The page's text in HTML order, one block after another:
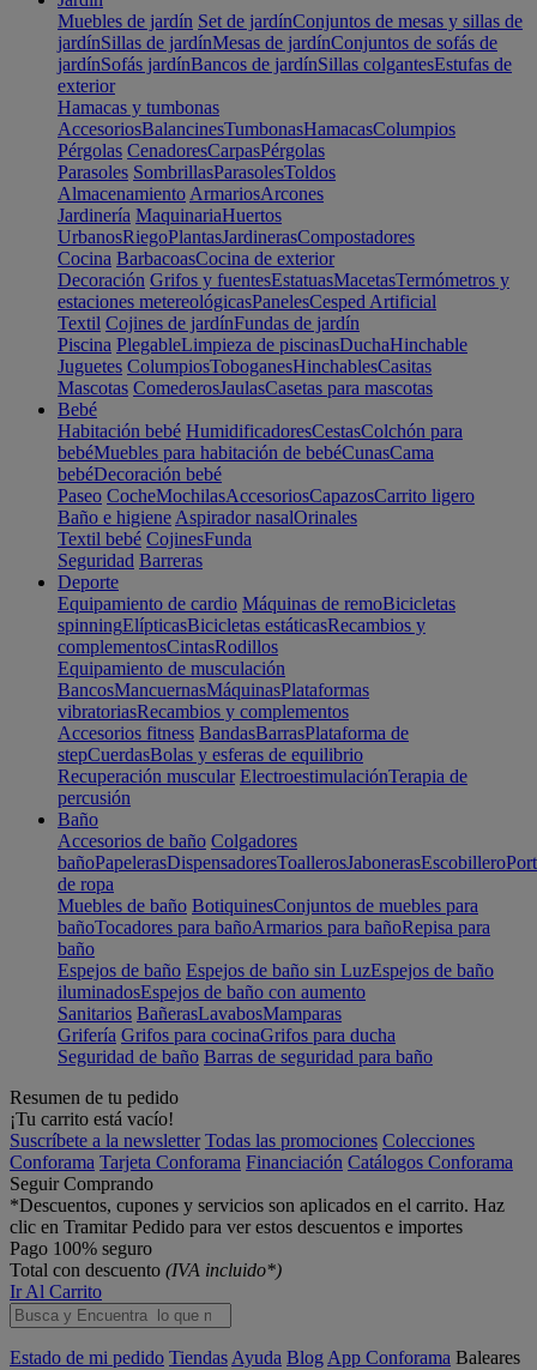
Muebles de jardín Set de jardínConjuntos de mesas y sillas de
jardínSillas de jardínMesas de jardínConjuntos de sofás de
jardínSofás jardínBancos de jardínSillas colgantesEstufas de
exterior
Hamacas y tumbonas
AccesoriosBalancinesTumbonasHamacasColumpios
Pérgolas CenadoresCarpasPérgolas
Parasoles SombrillasParasolesToldos
Almacenamiento ArmariosArcones
Jardinería MaquinariaHuertos
UrbanosRiegoPlantasJardinerasCompostadores
Cocina BarbacoasCocina de exterior
Decoración Grifos y fuentesEstatuasMacetasTermómetros y
estaciones metereológicasPanelesCesped Artificial
Textil Cojines de jardínFundas de jardín
Piscina PlegableLimpieza de piscinasDuchaHinchable
Juguetes ColumpiosToboganesHinchablesCasitas
Mascotas ComederosJaulasCasetas para mascotas
Bebé
Habitación bebé HumidificadoresCestasColchón para
bebéMuebles para habitación de bebéCunasCama
bebéDecoración bebé
Paseo CocheMochilasAccesoriosCapazosCarrito ligero
Baño e higiene Aspirador nasalOrinales
Textil bebé CojinesFunda
Seguridad Barreras
Deporte
Equipamiento de cardio Máquinas de remoBicicletas
spinningElípticasBicicletas estáticasRecambios y
complementosCintasRodillos
Equipamiento de musculación
BancosMancuernasMáquinasPlataformas
vibratoriasRecambios y complementos
Accesorios fitness BandasBarrasPlataforma de
stepCuerdasBolas y esferas de equilibrio
Recuperación muscular ElectroestimulaciónTerapia de
percusión
Baño
Accesorios de baño Colgadores
bañoPapelerasDispensadoresToallerosJabonerasEscobillero
de ropa
Muebles de baño BotiquinesConjuntos de muebles para
bañoTocadores para bañoArmarios para bañoRepisa para
baño
Espejos de baño Espejos de baño sin LuzEspejos de baño
iluminadosEspejos de baño con aumento
Sanitarios BañerasLavabosMamparas
Grifería Grifos para cocinaGrifos para ducha
Seguridad de baño Barras de seguridad para baño
Resumen de tu pedido
¡Tu carrito está vacío!
Suscríbete a la newsletter Todas las promociones Colecciones
Conforama Tarjeta Conforama Financiación Catálogos Conforama
Seguir Comprando
*Descuentos, cupones y servicios son aplicados en el carrito. Haz
clic en Tramitar Pedido para ver estos descuentos e importes
Pago 100% seguro
Total con descuento (IVA incluido*)
Ir Al Carrito
Estado de mi pedido Tiendas Ayuda Blog App Conforama Baleares